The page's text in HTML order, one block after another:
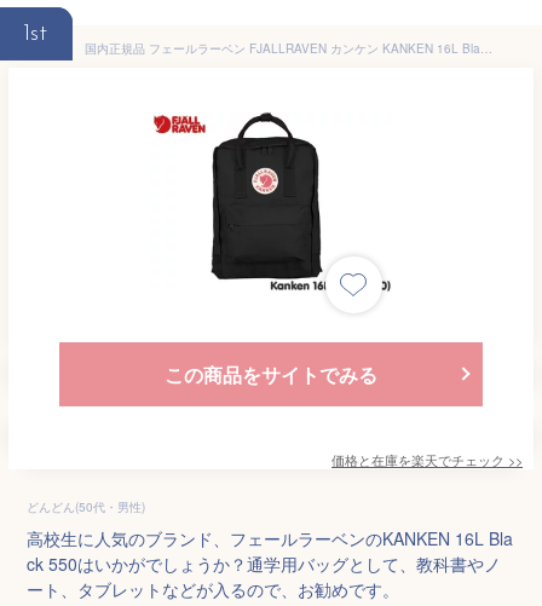
1st
国内正規品 フェールラーベン FJALLRAVEN カンケン KANKEN 16L Black 550 ブラック 黒 バックパック リュックサック 手提 デイパック アウトドア ストリート キャンプ メンズ レディース 子供 ジュニア キッズ 通学 通勤 高校生 大学生 2WAY 23510
この商品をサイトでみる
価格と在庫を楽天でチェック >>
どんどん(50代・男性)
高校生に人気のブランド、フェールラーベンのKANKEN 16L Bla
ck 550はいかがでしょうか？通学用バッグとして、教科書やノ
ート、タブレットなどが入るので、お勧めです。